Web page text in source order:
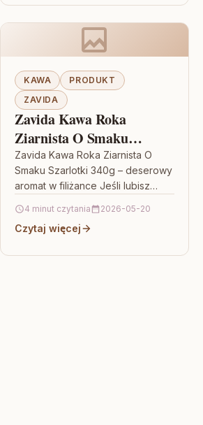
KAWA
PRODUKT
ZAVIDA
Zavida Kawa Roka
Ziarnista O Smaku
Szarlotki 340g
Zavida Kawa Roka Ziarnista O
Smaku Szarlotki 340g – deserowy
aromat w filiżance Jeśli lubisz
ale też zachwyca smakiem,…
4 minut czytania 2026-05-20
Czytaj więcej